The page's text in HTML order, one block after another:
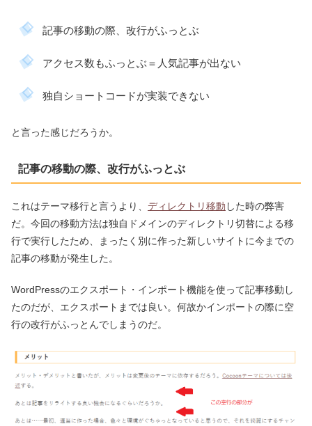
記事の移動の際、改行がふっとぶ
アクセス数もふっとぶ＝人気記事が出ない
独自ショートコードが実装できない
と言った感じだろうか。
記事の移動の際、改行がふっとぶ
これはテーマ移行と言うより、 ディレクトリ移動 した時の弊害
だ。今回の移動方法は独自ドメインのディレクトリ切替による移
行で実行したため、まったく別に作った新しいサイトに今までの
記事の移動が発生した。
WordPressのエクスポート・インポート機能を使って記事移動し
たのだが、エクスポートまでは良い。何故かインポートの際に空
行の改行がふっとんでしまうのだ。